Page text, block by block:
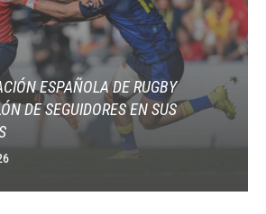
ESPAÑOLA DE RUGBY
DE SEGUIDORES EN SUS